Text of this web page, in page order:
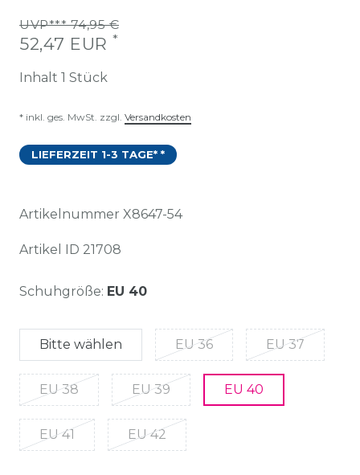
UVP*** 74,95 €
52,47 EUR *
Inhalt 1 Stück
* inkl. ges. MwSt. zzgl. Versandkosten
LIEFERZEIT 1-3 TAGE* *
Artikelnummer X8647-54
Artikel ID 21708
Schuhgröße: EU 40
Bitte wählen EU 36 EU 37
EU 38 EU 39 EU 40
EU 41 EU 42